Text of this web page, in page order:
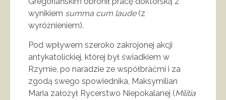
wynikiem summa cum laude(z
wyróżnieniem).
Pod wpływem szeroko zakrojonej akcji
antykatolickiej, której był świadkiem w
Rzymie, po naradzie ze współbraćmi i za
zgodą swego spowiednika, Maksymilian
Maria założył Rycerstwo Niepokalanej (Militia